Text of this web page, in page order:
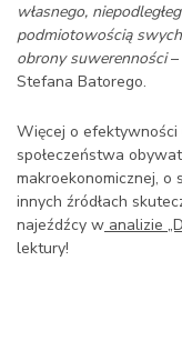
własnego,
podmiotowością
obrony suwerenności–
Stefana Batorego.
Więcej o efektywności
społeczeństwa
makroekonomicznej, o
innych źródłach
najeźdźcy w analizie
lektury!